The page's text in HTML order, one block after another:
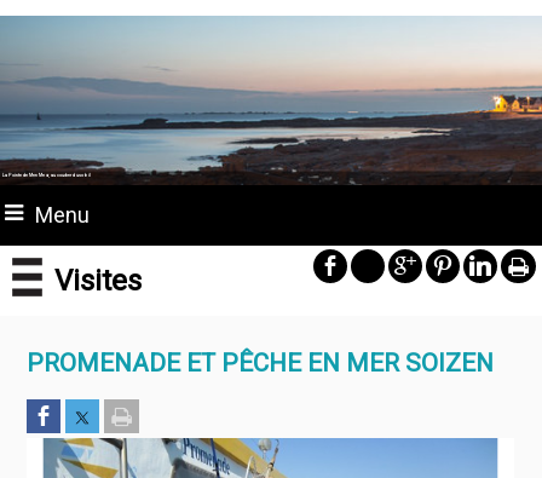
La Pointe de Men Meur, au coucher du soleil
Menu
Visites
PROMENADE ET PÊCHE EN MER SOIZEN